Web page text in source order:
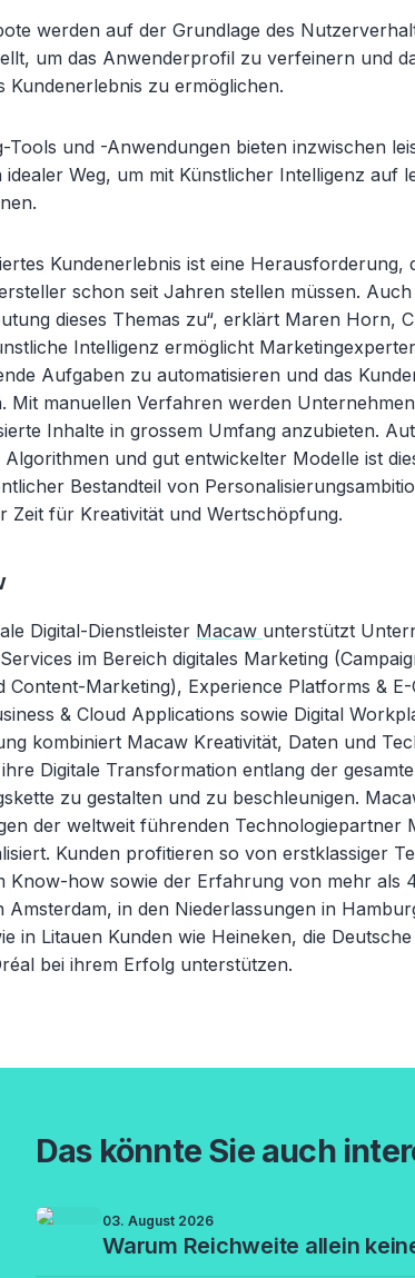
werden auf der Grundlage des
um das Anwenderprofil zu verfeinern und
Kundenerlebnis zu ermöglichen.
Tools und -Anwendungen bieten inzwischen
idealer Weg, um mit Künstlicher Intelligenz auf
Kundenerlebnis ist eine Herausforderung,
schon seit Jahren stellen müssen.
dieses Themas zu“, erklärt Maren Horn,
Intelligenz ermöglicht
Aufgaben zu automatisieren und das
Mit manuellen Verfahren werden
Inhalte in grossem Umfang anzubieten.
und gut entwickelter Modelle ist
Bestandteil von
Zeit für Kreativität und Wertschöpfung.
Digital-Dienstleister Macaw unterstützt
im Bereich digitales Marketing
Content-Marketing), Experience Platforms &
& Cloud Applications sowie Digital
kombiniert Macaw Kreativität, Daten und
Digitale Transformation entlang der
zu gestalten und zu beschleunigen.
der weltweit führenden Technologiepartner
Kunden profitieren so von erstklassiger
Know-how sowie der Erfahrung von mehr als
Amsterdam, in den Niederlassungen in
in Litauen Kunden wie Heineken, die
bei ihrem Erfolg unterstützen.
Das könnte Sie auch
03. August 2026
Warum Reichweite allein